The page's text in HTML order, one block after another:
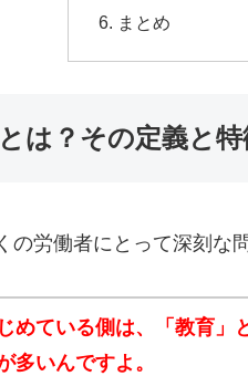
まとめ
は？その定義と特
の労働者にとって深刻な
めている側は、「教育」
多いんですよ。